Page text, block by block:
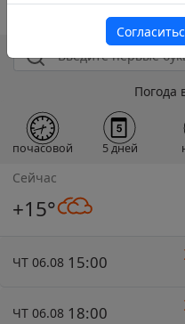
Погода
почасовой 5 дней
Сейчас
+15°
ЧТ 06.08 15:00
ЧТ 06.08 18:00